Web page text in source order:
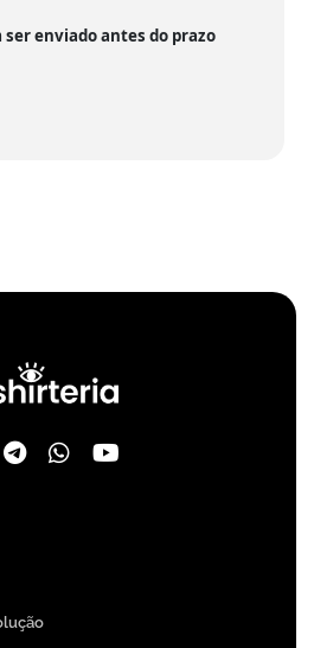
ser enviado antes do prazo